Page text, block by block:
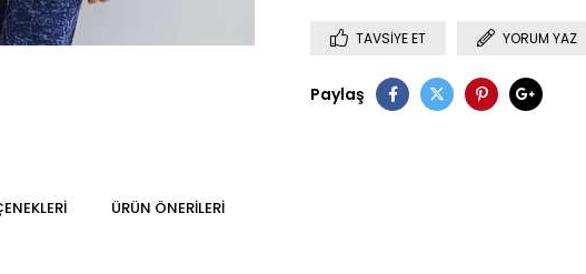
TAVSIYE ET YORUM YAZ
Paylaş
ÜRÜN ÖNERILERI